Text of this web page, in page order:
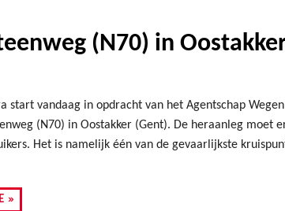
(N70) in
start vandaag in opdracht van het Agentschap
(N70) in Oostakker (Gent). De heraanleg moet
Het is namelijk één van de gevaarlijkste
»